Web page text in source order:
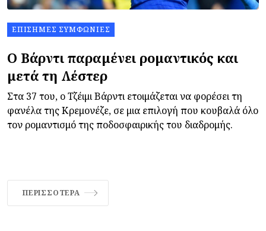
ΕΠΊΣΗΜΕΣ ΣΥΜΦΩΝΊΕΣ
Ο Βάρντι παραμένει ρομαντικός και
μετά τη Λέστερ
Στα 37 του, ο Τζέιμι Βάρντι ετοιμάζεται να φορέσει τη
φανέλα της Κρεμονέζε, σε μια επιλογή που κουβαλά όλο
τον ρομαντισμό της ποδοσφαιρικής του διαδρομής.
ΠΕΡΙΣΣΌΤΕΡΑ